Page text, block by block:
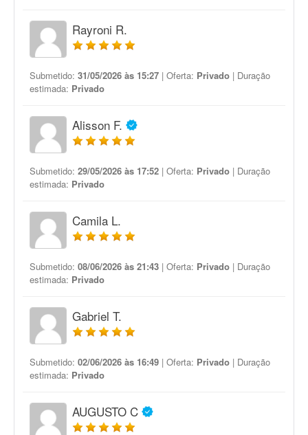
Rayroni R.
Submetido: 31/05/2026 às 15:27 | Oferta: Privado | Duração
estimada: Privado
Alisson F.
Submetido: 29/05/2026 às 17:52 | Oferta: Privado | Duração
estimada: Privado
Camila L.
Submetido: 08/06/2026 às 21:43 | Oferta: Privado | Duração
estimada: Privado
Gabriel T.
Submetido: 02/06/2026 às 16:49 | Oferta: Privado | Duração
estimada: Privado
AUGUSTO C